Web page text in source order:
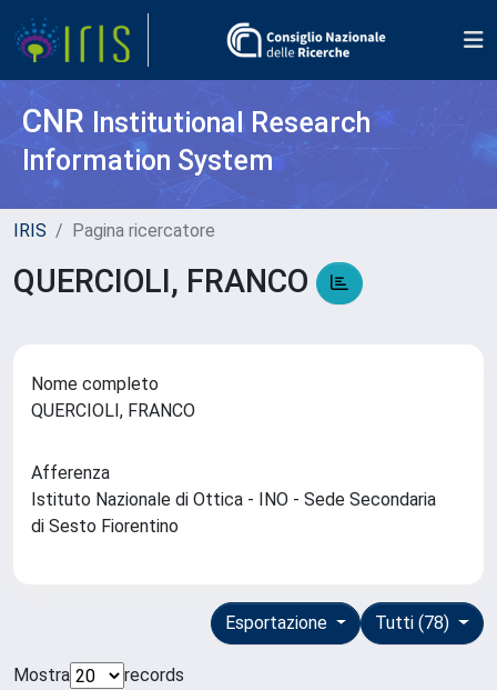
CNR Institutional Research
Information System
IRIS Pagina ricercatore
QUERCIOLI, FRANCO
Nome completo
QUERCIOLI, FRANCO
Afferenza
Istituto Nazionale di Ottica - INO - Sede Secondaria
di Sesto Fiorentino
Tutti (78)
Esportazione
Mostra
records